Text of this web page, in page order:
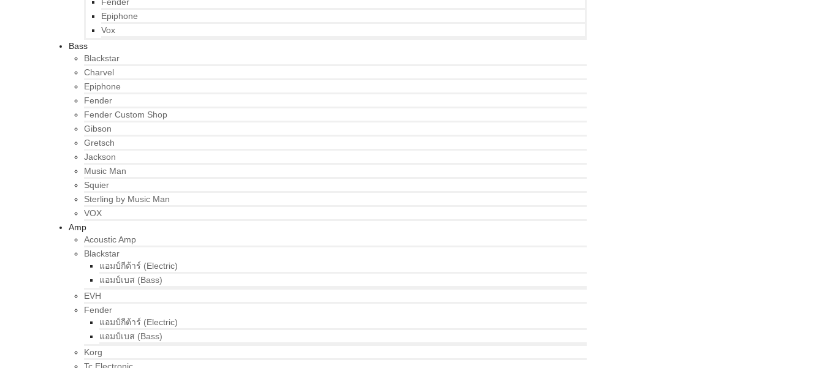
Epiphone
Vox
Bass
Blackstar
Charvel
Epiphone
Fender
Fender Custom Shop
Gibson
Gretsch
Jackson
Music Man
Squier
Sterling by Music Man
VOX
Amp
Acoustic Amp
Blackstar
แอมป์กีต้าร์ (Electric)
แอมป์เบส (Bass)
EVH
Fender
แอมป์กีต้าร์ (Electric)
แอมป์เบส (Bass)
Korg